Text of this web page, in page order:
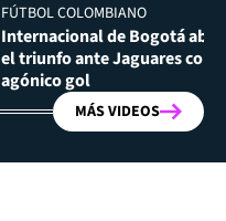
FÚTBOL COLOMBIANO
Internacional de Bogotá
el triunfo ante Jaguares con
agónico gol
MÁS VIDEOS